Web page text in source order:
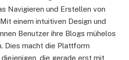
Navigieren und Erstellen von
einem intuitiven Design und
Benutzer ihre Blogs mühelos
Dies macht die Plattform
die gerade erst mit